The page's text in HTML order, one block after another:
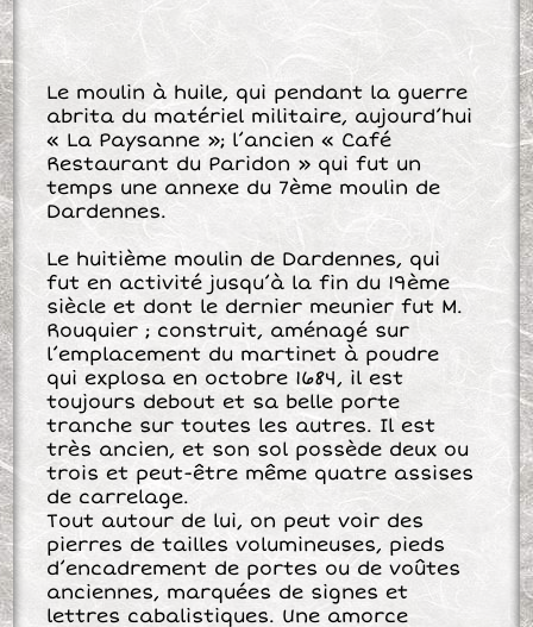
Le moulin à huile, qui pendant la guerre
abrita du matériel militaire, aujourd’hui
« La Paysanne »; l’ancien « Café
Restaurant du Paridon » qui fut un
temps une annexe du 7ème moulin de
Dardennes.
Le huitième moulin de Dardennes, qui
fut en activité jusqu’à la fin du 19ème
siècle et dont le dernier meunier fut M.
Rouquier ; construit, aménagé sur
l’emplacement du martinet à poudre
qui explosa en octobre 1684, il est
toujours debout et sa belle porte
tranche sur toutes les autres. Il est
très ancien, et son sol possède deux ou
trois et peut-être même quatre assises
de carrelage.
Tout autour de lui, on peut voir des
pierres de tailles volumineuses, pieds
d’encadrement de portes ou de voûtes
anciennes, marquées de signes et
lettres cabalistiques. Une amorce